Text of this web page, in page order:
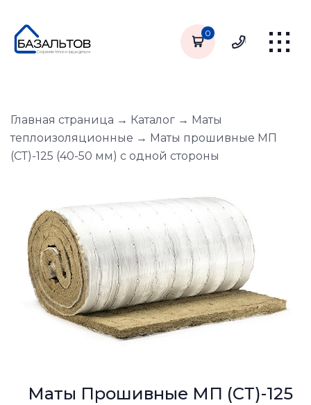
0
Главная страница → Каталог → Маты
теплоизоляционные → Маты прошивные МП
(СТ)-125 (40-50 мм) с одной стороны
Маты Прошивные МП (СТ)-125